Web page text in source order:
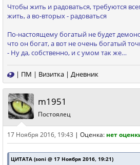
Чтобы жить и радоваться, требуются
жить, а во-вторых - радоваться
По-настоящему богатый не будет
что он богат, а вот не очень богатый
- Ну да, собственно, и с умом так же…
| ПМ | Визитка | Дневник
m1951
Постоялец
17 Ноября 2016, 19:43 | Оценка: нет
ЦИТАТА (soni @ 17 Ноября 2016, 19:21)